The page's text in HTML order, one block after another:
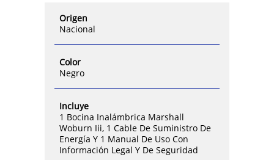
Origen
Nacional
Color
Negro
Incluye
1 Bocina Inalámbrica Marshall
Woburn Iii, 1 Cable De Suministro De
Energía Y 1 Manual De Uso Con
Información Legal Y De Seguridad